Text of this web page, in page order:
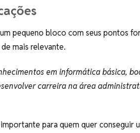
pequeno bloco com seus pontos
mais relevante.
em informática básica,
carreira na área
para quem quer conseguir